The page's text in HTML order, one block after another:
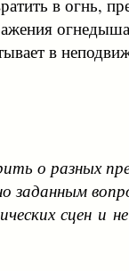
в огнь,
в
о разных
заданным
сцен и